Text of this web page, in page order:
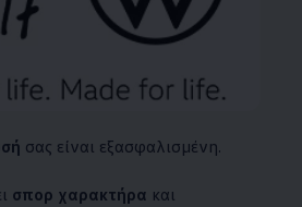
σας είναι εξασφαλισμένη.
σπορ χαρακτήρα και